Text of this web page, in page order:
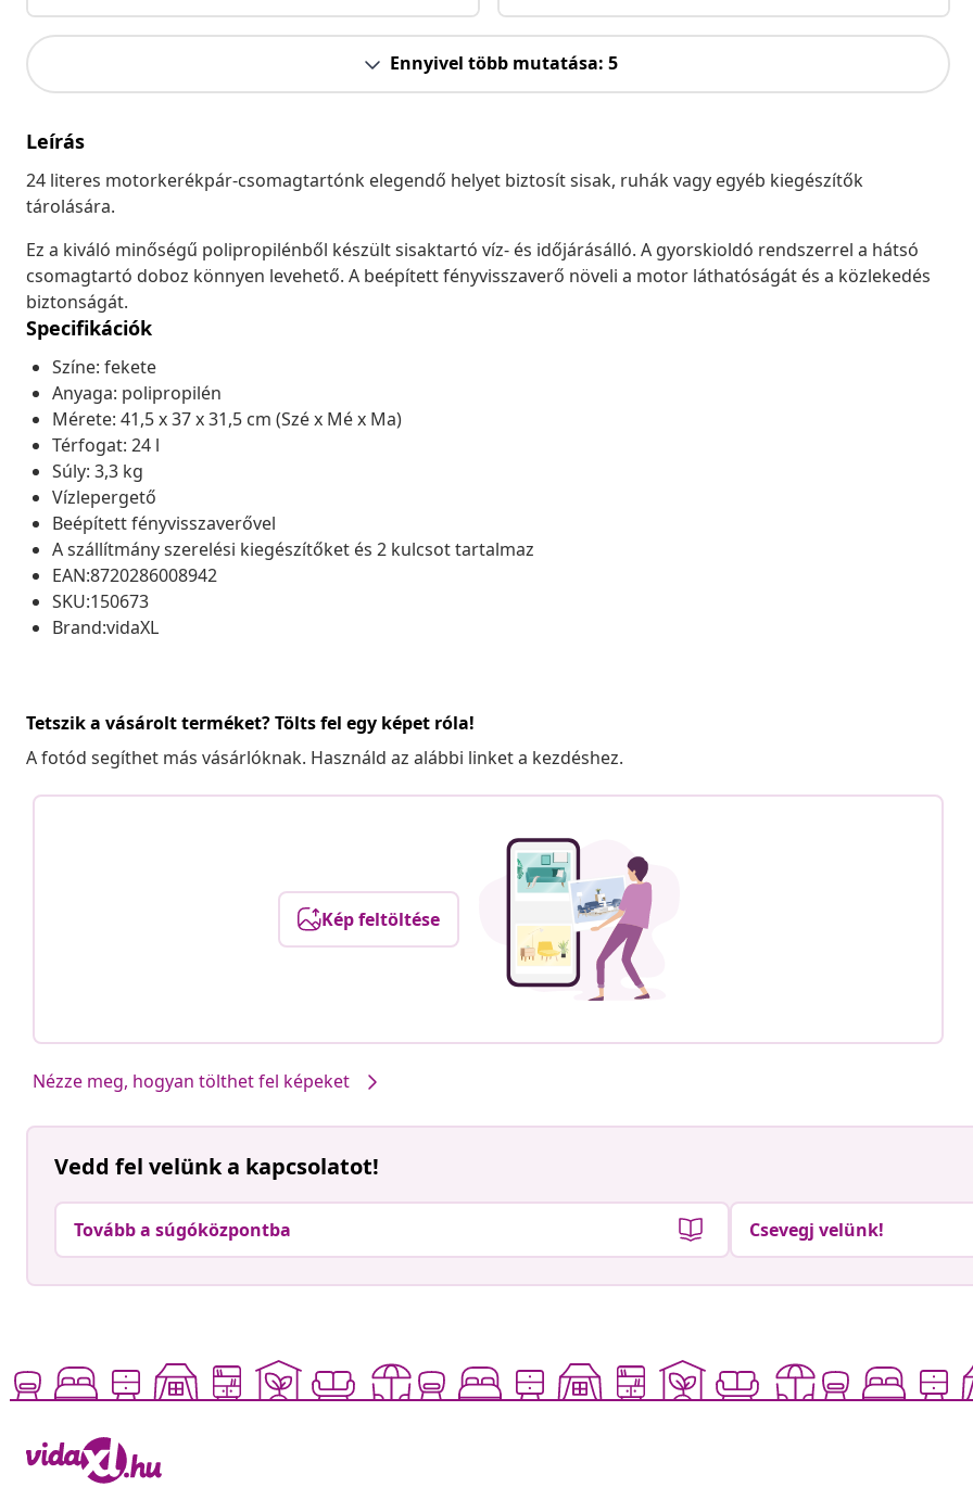
Ennyivel több mutatása: 5
Leírás
24 literes motorkerékpár-csomagtartónk elegendő helyet biztosít sisak, ruhák vagy egyéb kiegészítők
tárolására.
Ez a kiváló minőségű polipropilénből készült sisaktartó víz- és időjárásálló. A gyorskioldó rendszerrel a hátsó
csomagtartó doboz könnyen levehető. A beépített fényvisszaverő növeli a motor láthatóságát és a közlekedés
biztonságát.
Specifikációk
Színe: fekete
Anyaga: polipropilén
Mérete: 41,5 x 37 x 31,5 cm (Szé x Mé x Ma)
Térfogat: 24 l
Súly: 3,3 kg
Vízlepergető
Beépített fényvisszaverővel
A szállítmány szerelési kiegészítőket és 2 kulcsot tartalmaz
EAN:8720286008942
SKU:150673
Brand:vidaXL
Tetszik a vásárolt terméket? Tölts fel egy képet róla!
A fotód segíthet más vásárlóknak. Használd az alábbi linket a kezdéshez.
Kép feltöltése
Nézze meg, hogyan tölthet fel képeket
Vedd fel velünk a kapcsolatot!
Tovább a súgóközpontba Csevegj velünk!